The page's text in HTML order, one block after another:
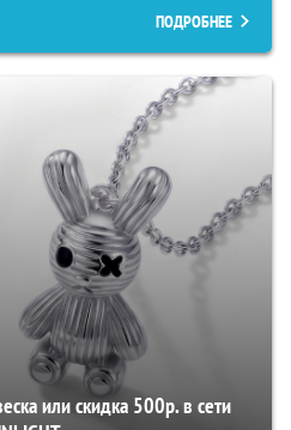
ПОДРОБНЕЕ
или скидка 500р. в сети